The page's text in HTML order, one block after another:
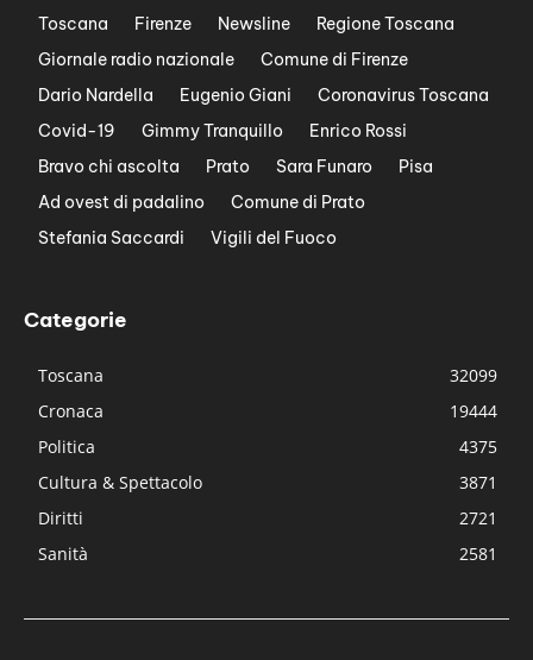
Toscana Firenze Newsline
Regione Toscana
Giornale radio nazionale
Comune di Firenze
Dario Nardella
Eugenio Giani
Coronavirus Toscana
Covid-19
Gimmy Tranquillo
Enrico Rossi
Bravo chi ascolta
Prato Sara Funaro
Pisa
Ad ovest di padalino
Comune di Prato
Stefania Saccardi
Vigili del Fuoco
Categorie
Toscana
32099
Cronaca
19444
Politica
4375
Cultura & Spettacolo
3871
Diritti
2721
Sanità
2581